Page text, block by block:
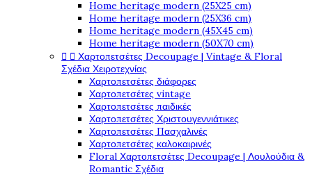
Home heritage modern (25X25 cm)
Home heritage modern (25X36 cm)
Home heritage modern (45X45 cm)
Home heritage modern (50X70 cm)
  Χαρτοπετσέτες Decoupage | Vintage & Floral
Σχέδια Χειροτεχνίας
Χαρτοπετσέτες διάφορες
Χαρτοπετσέτες vintage
Χαρτοπετσέτες παιδικές
Χαρτοπετσέτες Χριστουγεννιάτικες
Χαρτοπετσέτες Πασχαλινές
Χαρτοπετσέτες καλοκαιρινές
Floral Χαρτοπετσέτες Decoupage | Λουλούδια &
Romantic Σχέδια